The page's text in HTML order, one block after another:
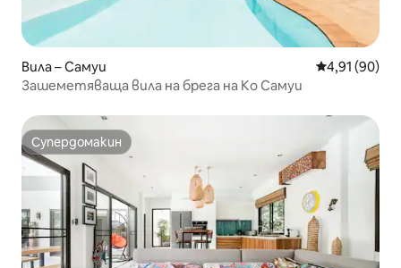
Вила – Самуи Средна
4,91 (90)
Зашеметяваща вила на брега на Ко Самуи
Супердомакин
Супердомакин